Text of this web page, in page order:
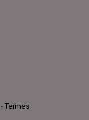
- Termes